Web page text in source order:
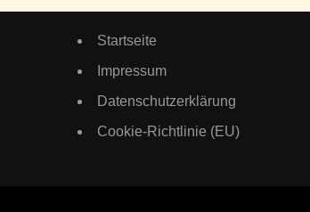
Startseite
Impressum
Datenschutzerklärung
Cookie-Richtlinie (EU)